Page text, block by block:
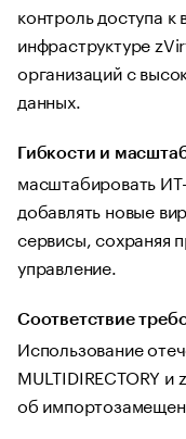
контроль доступа
инфраструктуре
организаций с
данных.
Гибкости и
масштабировать
добавлять новые
сервисы, сохраняя
управление.
Соответствие
Использование
MULTIDIRECTORY
об